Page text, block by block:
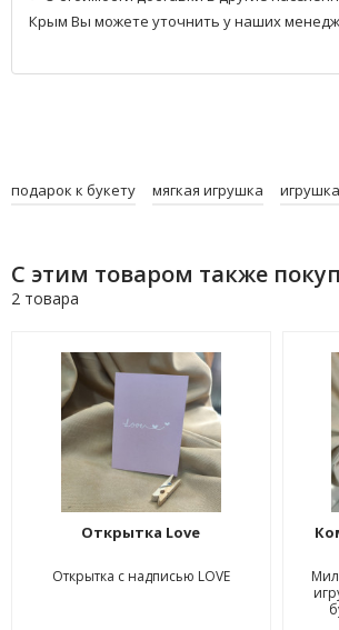
Крым Вы можете уточнить у наших
подарок к букету мягкая игрушка игрушка
С этим товаром также
2 товара
Открытка Love
Открытка с надписью LOVE